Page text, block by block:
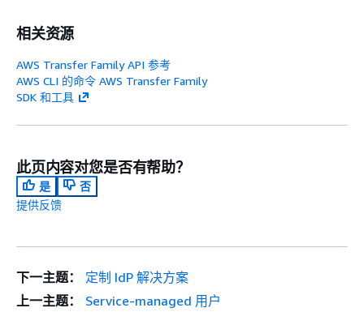
相关资源
AWS Transfer Family API 参考
AWS CLI 的命令 AWS Transfer Family
SDK 和工具
此页内容对您是否有帮助？
是
否
提供反馈
下一主题：
定制 IdP 解决方案
上一主题：
Service-managed 用户